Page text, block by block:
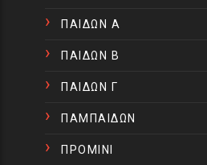
ΠΑΙΔΩΝ Α
ΠΑΙΔΩΝ Β
ΠΑΙΔΩΝ Γ
ΠΑΜΠΑΙΔΩΝ
ΠΡΟΜΙΝΙ